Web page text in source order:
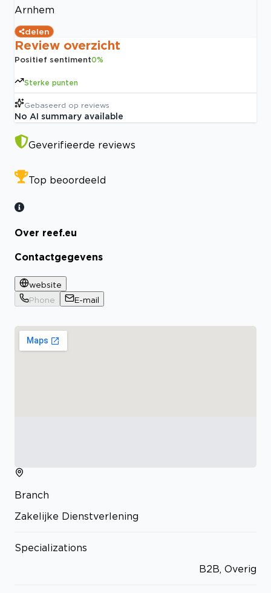
Arnhem
delen
Review overzicht
Positief sentiment0%
Sterke punten
Gebaseerd op reviews
No AI summary available
Geverifieerde reviews
Top beoordeeld
Over reef.eu
Contactgegevens
website
Phone
E-mail
Branch
Zakelijke Dienstverlening
Specializations
B2B, Overig